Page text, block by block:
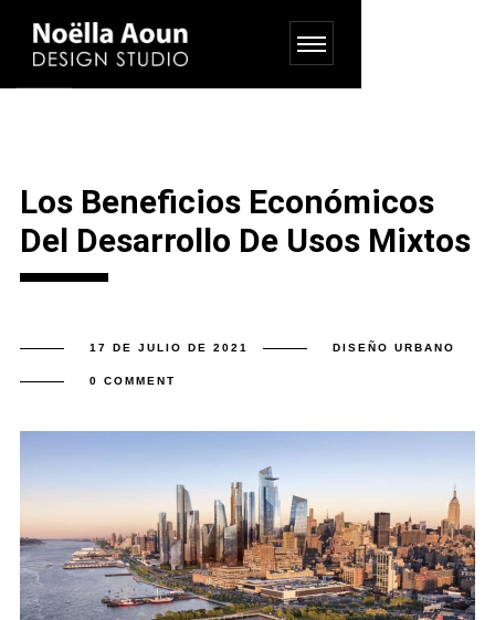
Los Beneficios Económicos
Del Desarrollo De Usos Mixtos
17 DE JULIO DE 2021 DISEÑO URBANO
0 COMMENT